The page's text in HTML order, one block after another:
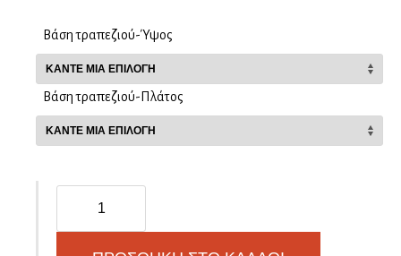
Βάση τραπεζιού-Ύψος
Βάση τραπεζιού-Πλάτος
αλουμινίου
τραπεζιού